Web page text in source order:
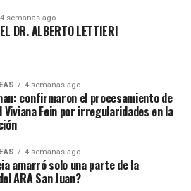
4 semanas ago
DR. ALBERTO LETTIERI
4 semanas ago
confirmaron el procesamiento de
Viviana Fein por irregularidades en la
4 semanas ago
amarró solo una parte de la
ARA San Juan?